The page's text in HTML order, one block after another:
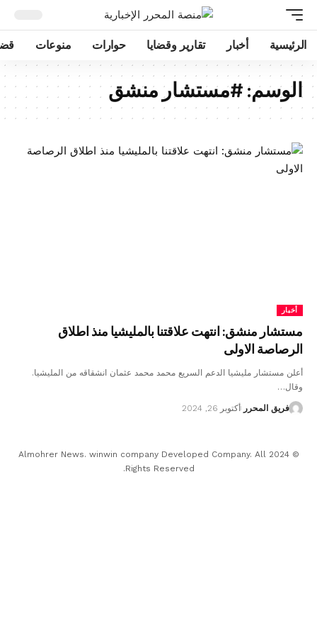
الرئيسية أخبار تقارير وقضايا حوارات منوعات
الوسم: #مستشار منشق
أخبار
مستشار منشق: انتهت علاقتنا بالمليشيا منذ اطلاق
الرصاصة الاولى
أعلن مستشار مليشيا الدعم السريع محمد محمد عثمان انشقاقه من المليشيا.
وقال…
فريق المحرر أكتوبر 26, 2024
© 2024 Almohrer News. winwin company Developed Company. All
Rights Reserved.